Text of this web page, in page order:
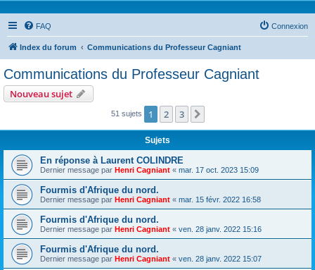
FAQ Connexion
Index du forum Communications du Professeur Cagniant
Communications du Professeur Cagniant
Nouveau sujet
51 sujets 1 2 3
Sujets
En réponse à Laurent COLINDRE
Dernier message par Henri Cagniant « mar. 17 oct. 2023 15:09
Fourmis d'Afrique du nord.
Dernier message par Henri Cagniant « mar. 15 févr. 2022 16:58
Fourmis d'Afrique du nord.
Dernier message par Henri Cagniant « ven. 28 janv. 2022 15:16
Fourmis d'Afrique du nord.
Dernier message par Henri Cagniant « ven. 28 janv. 2022 15:07